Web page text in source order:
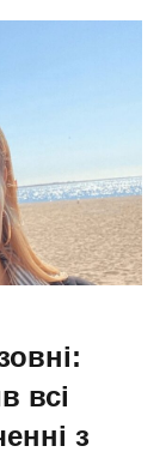
всі
з